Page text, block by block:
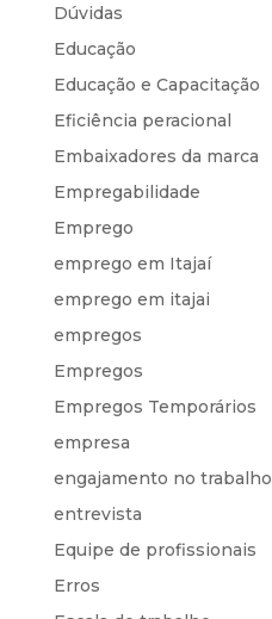
Dúvidas
Educação
Educação e Capacitação
Eficiência peracional
Embaixadores da marca
Empregabilidade
Emprego
emprego em Itajaí
emprego em itajai
empregos
Empregos
Empregos Temporários
empresa
engajamento no trabalho
entrevista
Equipe de profissionais
Erros